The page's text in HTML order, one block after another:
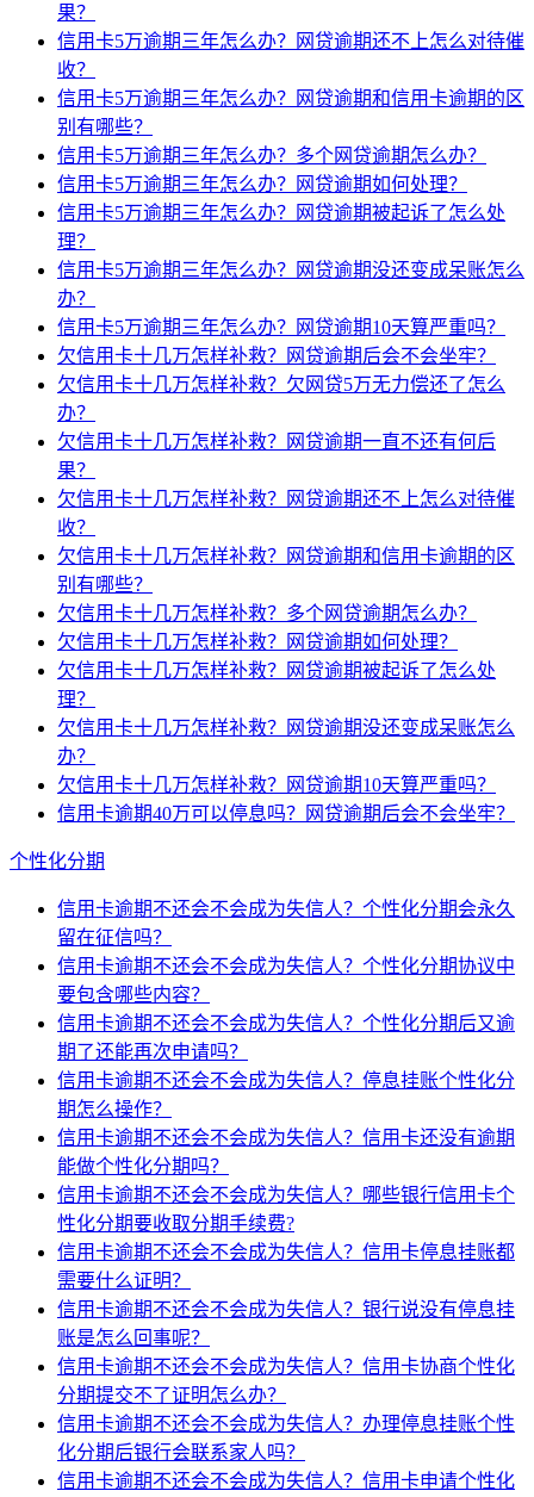
果？
信用卡5万逾期三年怎么办？网贷逾期还不上怎么对待催
收？
信用卡5万逾期三年怎么办？网贷逾期和信用卡逾期的区
别有哪些？
信用卡5万逾期三年怎么办？多个网贷逾期怎么办？
信用卡5万逾期三年怎么办？网贷逾期如何处理？
信用卡5万逾期三年怎么办？网贷逾期被起诉了怎么处
理？
信用卡5万逾期三年怎么办？网贷逾期没还变成呆账怎么
办？
信用卡5万逾期三年怎么办？网贷逾期10天算严重吗？
欠信用卡十几万怎样补救？网贷逾期后会不会坐牢？
欠信用卡十几万怎样补救？欠网贷5万无力偿还了怎么
办？
欠信用卡十几万怎样补救？网贷逾期一直不还有何后
果？
欠信用卡十几万怎样补救？网贷逾期还不上怎么对待催
收？
欠信用卡十几万怎样补救？网贷逾期和信用卡逾期的区
别有哪些？
欠信用卡十几万怎样补救？多个网贷逾期怎么办？
欠信用卡十几万怎样补救？网贷逾期如何处理？
欠信用卡十几万怎样补救？网贷逾期被起诉了怎么处
理？
欠信用卡十几万怎样补救？网贷逾期没还变成呆账怎么
办？
欠信用卡十几万怎样补救？网贷逾期10天算严重吗？
信用卡逾期40万可以停息吗？网贷逾期后会不会坐牢？
个性化分期
信用卡逾期不还会不会成为失信人？个性化分期会永久
留在征信吗？
信用卡逾期不还会不会成为失信人？个性化分期协议中
要包含哪些内容？
信用卡逾期不还会不会成为失信人？个性化分期后又逾
期了还能再次申请吗？
信用卡逾期不还会不会成为失信人？停息挂账个性化分
期怎么操作？
信用卡逾期不还会不会成为失信人？信用卡还没有逾期
能做个性化分期吗？
信用卡逾期不还会不会成为失信人？哪些银行信用卡个
性化分期要收取分期手续费?
信用卡逾期不还会不会成为失信人？信用卡停息挂账都
需要什么证明？
信用卡逾期不还会不会成为失信人？银行说没有停息挂
账是怎么回事呢？
信用卡逾期不还会不会成为失信人？信用卡协商个性化
分期提交不了证明怎么办？
信用卡逾期不还会不会成为失信人？办理停息挂账个性
化分期后银行会联系家人吗？
信用卡逾期不还会不会成为失信人？信用卡申请个性化